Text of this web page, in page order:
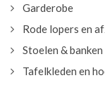
Garderobe
Rode lopers en
Stoelen & banken
Tafelkleden en